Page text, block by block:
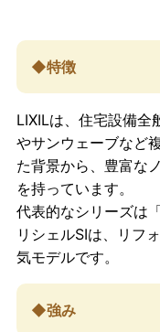
◆特徴
LIXILは、住宅設備全
やサンウェーブなど
た背景から、豊富な
を持っています。
代表的なシリーズは
リシェルSIは、リフ
気モデルです。
◆強み